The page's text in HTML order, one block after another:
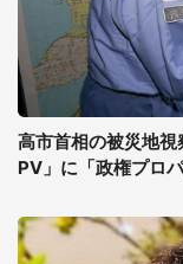
高市首相の被災地
PV」に「政権プロ